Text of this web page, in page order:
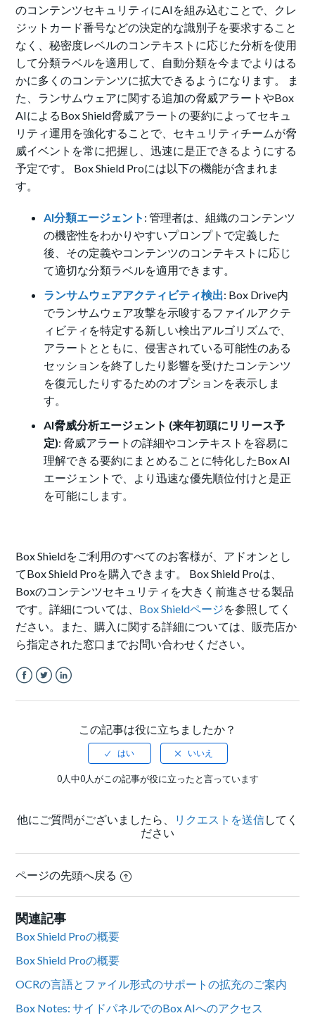
のコンテンツセキュリティにAIを組み込むことで、クレ
ジットカード番号などの決定的な識別子を要求すること
なく、秘密度レベルのコンテキストに応じた分析を使用
して分類ラベルを適用して、自動分類を今までよりはる
かに多くのコンテンツに拡大できるようになります。 ま
た、ランサムウェアに関する追加の脅威アラートやBox
AIによるBox Shield脅威アラートの要約によってセキュ
リティ運用を強化することで、セキュリティチームが脅
威イベントを常に把握し、迅速に是正できるようにする
予定です。 Box Shield Proには以下の機能が含まれま
す。
AI分類エージェント : 管理者は、組織のコンテンツ
の機密性をわかりやすいプロンプトで定義した
後、その定義やコンテンツのコンテキストに応じ
て適切な分類ラベルを適用できます。
ランサムウェアアクティビティ検出: Box Drive内
でランサムウェア攻撃を示唆するファイルアクテ
ィビティを特定する新しい検出アルゴリズムで、
アラートとともに、侵害されている可能性のある
セッションを終了したり影響を受けたコンテンツ
を復元したりするためのオプションを表示しま
す。
AI脅威分析エージェント (来年初頭にリリース予
定): 脅威アラートの詳細やコンテキストを容易に
理解できる要約にまとめることに特化したBox AI
エージェントで、より迅速な優先順位付けと是正
を可能にします。
Box Shieldをご利用のすべてのお客様が、アドオンとし
てBox Shield Proを購入できます。 Box Shield Proは、
Boxのコンテンツセキュリティを大きく前進させる製品
です。詳細については、 Box Shieldページを参照してく
ださい。また、購入に関する詳細については、販売店か
ら指定された窓口までお問い合わせください。
この記事は役に立ちましたか？
0人中0人がこの記事が役に立ったと言っています
他にご質問がございましたら、 リクエストを送信してく
ださい
ページの先頭へ戻る
関連記事
Box Shield Proの概要
Box Shield Proの概要
OCRの言語とファイル形式のサポートの拡充のご案内
Box Notes: サイドパネルでのBox AIへのアクセス